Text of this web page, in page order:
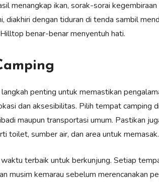
menangkap ikan, sorak-sorai kegembiraan
diakhiri dengan tiduran di tenda sambil
benar-benar menyentuh hati.
penting untuk memastikan
dan aksesibilitas. Pilih tempat camping
maupun transportasi umum. Pastikan
toilet, sumber air, dan area untuk memasak.
terbaik untuk berkunjung. Setiap
musim kemarau sebelum merencanakan